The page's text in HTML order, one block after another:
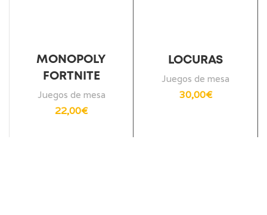
MONOPOLY
FORTNITE
Juegos de mesa
22,00€
LOCURAS
Juegos de mesa
30,00€